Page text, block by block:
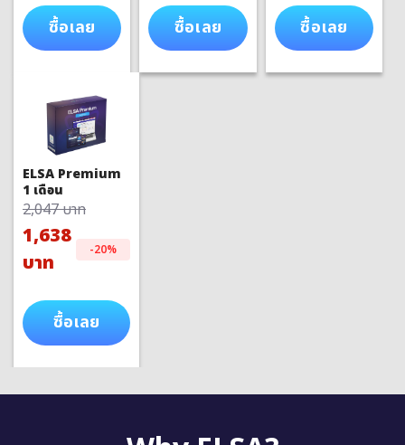
ซื้อเลย ซื้อเลย ซื้อเลย
ELSA Premium
1 เดือน
2,047 บาท
1,638
บาท
-20%
ซื้อเลย